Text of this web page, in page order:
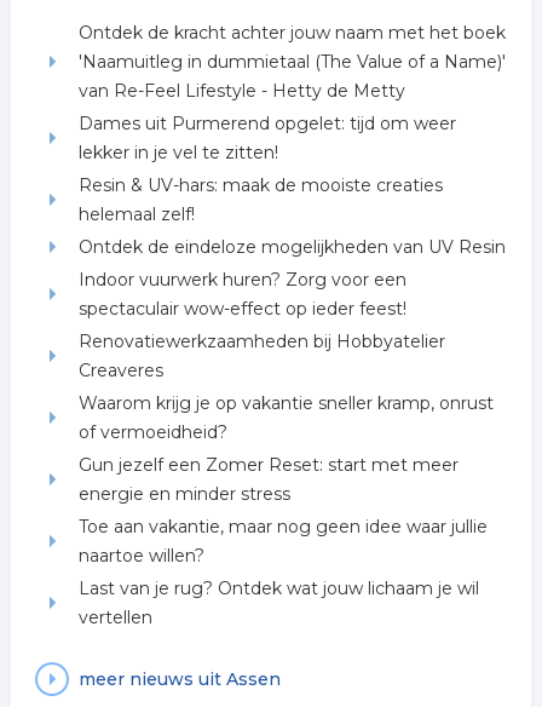
Ontdek de kracht achter jouw naam met het boek
'Naamuitleg in dummietaal (The Value of a Name)'
van Re-Feel Lifestyle - Hetty de Metty
Dames uit Purmerend opgelet: tijd om weer
lekker in je vel te zitten!
Resin & UV-hars: maak de mooiste creaties
helemaal zelf!
Ontdek de eindeloze mogelijkheden van UV Resin
Indoor vuurwerk huren? Zorg voor een
spectaculair wow-effect op ieder feest!
Renovatiewerkzaamheden bij Hobbyatelier
Creaveres
Waarom krijg je op vakantie sneller kramp, onrust
of vermoeidheid?
Gun jezelf een Zomer Reset: start met meer
energie en minder stress
Toe aan vakantie, maar nog geen idee waar jullie
naartoe willen?
Last van je rug? Ontdek wat jouw lichaam je wil
vertellen
meer nieuws uit Assen